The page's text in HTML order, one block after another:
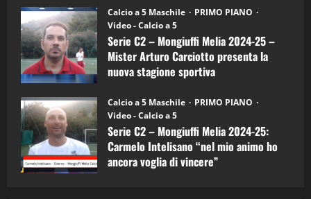
Calcio a 5 Maschile
PRIMO PIANO
Video - Calcio a 5
Serie C2 – Mongiuffi Melia 2024-25 –
Mister Arturo Carciotto presenta la
nuova stagione sportiva
Calcio a 5 Maschile
PRIMO PIANO
Video - Calcio a 5
Serie C2 – Mongiuffi Melia 2024-25:
Carmelo Intelisano “nel mio animo ho
ancora voglia di vincere”
5
“SportEmpire” in Podcast: 26^ Puntata
(Martedi 07 Aprile 2026)
08/04/2026
1
“SportEmpire” in Podcast: 30^ Puntata
(Martedi 05 Maggio 2026)
08/05/2026